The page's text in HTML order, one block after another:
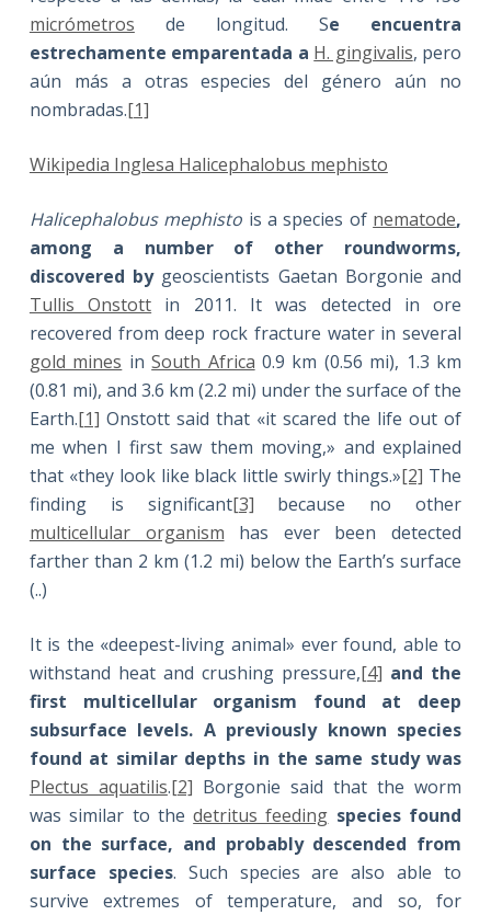
micrómetros de longitud. Se encuentra
estrechamente emparentada a H. gingivalis, pero
aún más a otras especies del género aún no
nombradas.[1]
Wikipedia Inglesa Halicephalobus mephisto
Halicephalobus mephisto is a species of nematode,
among a number of other roundworms,
discovered bygeoscientists Gaetan Borgonie and
Tullis Onstott in 2011. It was detected in ore
recovered from deep rock fracture water in several
gold mines inSouth Africa 0.9 km (0.56 mi), 1.3 km
(0.81 mi), and 3.6 km (2.2 mi) under the surface of the
Earth.[1] Onstott said that «it scared the life out of
me when I first saw them moving,» and explained
that «they look like black little swirly things.»[2] The
finding is significant[3] because no other
multicellular organism has ever been detected
farther than 2 km (1.2 mi) below the Earth’s surface
(..)
It is the «deepest-living animal» ever found, able to
withstand heat and crushing pressure,[4] and the
first multicellular organism found at deep
subsurface levels. A previously known species
found at similar depths in the same study was
Plectus aquatilis.[2] Borgonie said that the worm
was similar to thedetritus feeding species found
on the surface, and probably descended from
surface species. Such species are also able to
survive extremes of temperature, and so, for